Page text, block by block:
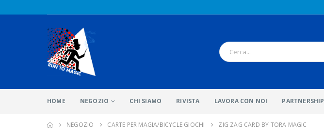
HOME NEGOZIO CHI SIAMO RIVISTA LAVORA CON NOI PARTNERSHIP
NEGOZIO CARTE PER MAGIA/BICYCLE GIOCHI ZIG ZAG CARD BY TORA MAGIC